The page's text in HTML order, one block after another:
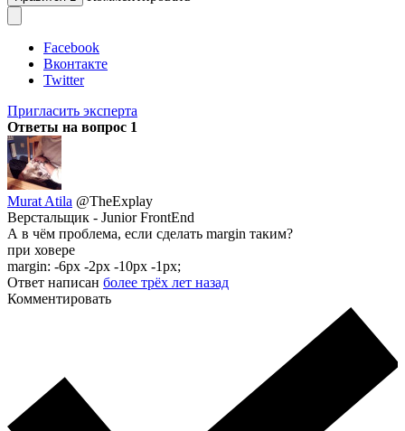
Facebook
Вконтакте
Twitter
Пригласить эксперта
Ответы на вопрос 1
Murat Atila @TheExplay
Верстальщик - Junior FrontEnd
А в чём проблема, если сделать margin таким?
при ховере
margin: -6px -2px -10px -1px;
Ответ написан более трёх лет назад
Комментировать